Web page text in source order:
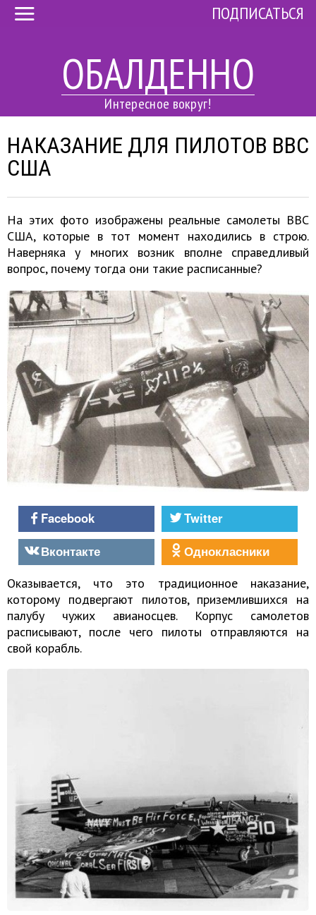
ОБАЛДЕННО
Интересное вокруг!
ПОДПИСАТЬСЯ
НАКАЗАНИЕ ДЛЯ ПИЛОТОВ ВВС
США
На этих фото изображены реальные самолеты ВВС
США, которые в тот момент находились в строю.
Наверняка у многих возник вполне справедливый
вопрос, почему тогда они такие расписанные?
Facebook
Twitter
Вконтакте
Однокласники
Оказывается, что это традиционное наказание,
которому подвергают пилотов, приземлившихся на
палубу чужих авианосцев. Корпус самолетов
расписывают, после чего пилоты отправляются на
свой корабль.